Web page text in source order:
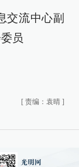
交流中心副
员
[ 责编：袁晴 ]